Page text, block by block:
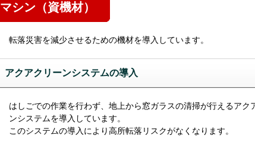
マシン（資機材）
転落災害を減少させるための機材を導入しています。
アクアクリーンシステムの導入
はしごでの作業を行わず、地上から窓ガラスの清掃が行えるアク
ンシステムを導入しています。
このシステムの導入により高所転落リスクがなくなります。